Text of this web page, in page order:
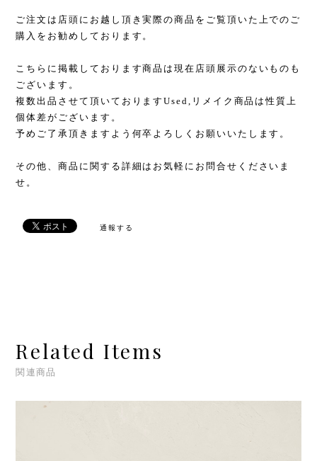
ご注文は店頭にお越し頂き実際の商品をご覧頂いた上でのご
購入をお勧めしております。
こちらに掲載しております商品は現在店頭展示のないものも
ございます。
複数出品させて頂いておりますUsed,リメイク商品は性質上
個体差がございます。
予めご了承頂きますよう何卒よろしくお願いいたします。
その他、商品に関する詳細はお気軽にお問合せくださいま
せ。
通報する
Related Items
関連商品